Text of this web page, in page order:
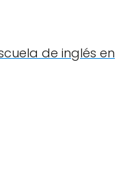
de inglés en